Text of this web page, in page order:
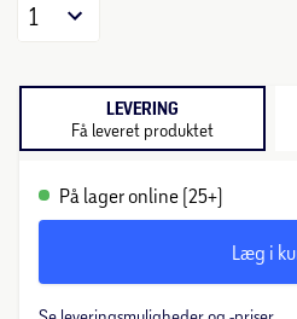
1
LEVERING
Få leveret produktet
På lager online (25+)
Læg i